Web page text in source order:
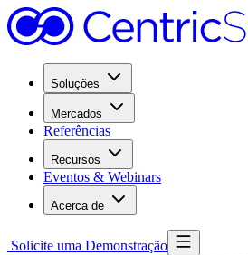
Soluções
Mercados
Referências
Recursos
Eventos & Webinars
Acerca de
Solicite uma Demonstração